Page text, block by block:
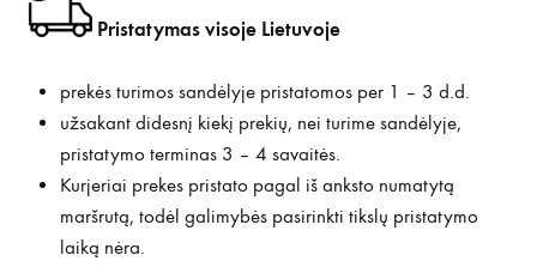
Pristatymas visoje Lietuvoje
prekės turimos sandėlyje pristatomos per 1 – 3 d.d.
užsakant didesnį kiekį prekių, nei turime sandėlyje,
pristatymo terminas 3 – 4 savaitės.
Kurjeriai prekes pristato pagal iš anksto numatytą
maršrutą, todėl galimybės pasirinkti tikslų pristatymo
laiką nėra.